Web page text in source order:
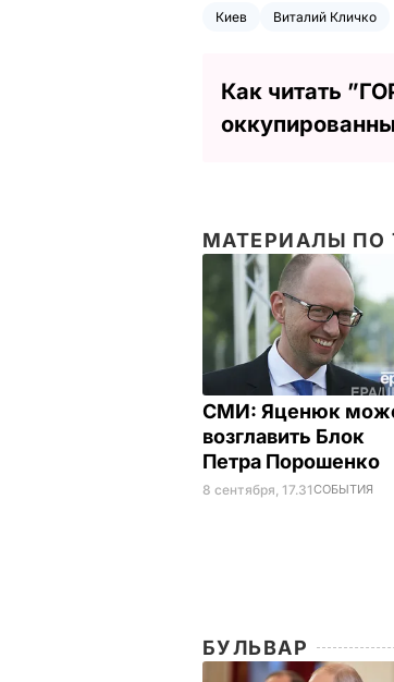
Киев Виталий Кличко
Как читать
МАТЕРИАЛЫ ПО
СМИ: Яценюк
возглавить Блок
Петра Порошенко
8 сентября, 17.31СОБЫТИЯ
БУЛЬВАР